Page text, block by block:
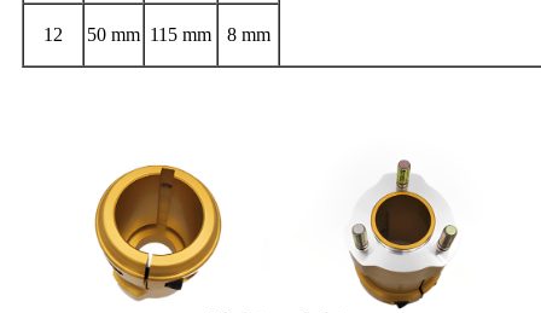
12 50 mm 115 mm 8 mm